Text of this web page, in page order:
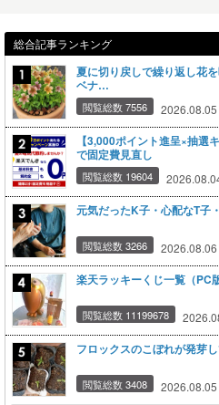
総合記事ランキング
夏に切り戻しで繰り返し花
ベナ…
閲覧総数 7556
【3,000ポイント進呈×抽選
で固定費見直し
閲覧総数 19604
元気だったK子・心配なT子
閲覧総数 3266
楽天ラッキーくじ一覧（PC
閲覧総数 11199678
フロックスのこぼれが発芽し
閲覧総数 3408